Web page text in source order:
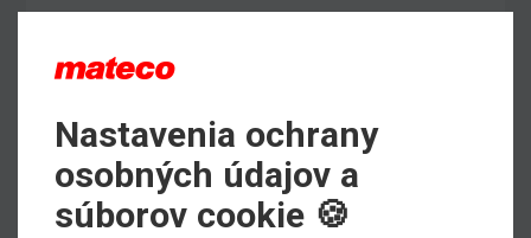
9.07 m
Min. nosnosť
Nastavenia ochrany
osobných údajov a
súborov cookie 🍪